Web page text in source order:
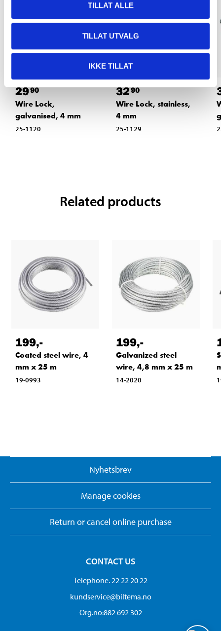
TILLAT ALLE
TILLAT UTVALG
IKKE TILLAT
2990
Wire Lock,
galvanised, 4 mm
25-1120
3290
Wire Lock, stainless,
4 mm
25-1129
Related products
199,-
Coated steel wire, 4
mm x 25 m
19-0993
199,-
Galvanized steel
wire, 4,8 mm x 25 m
14-2020
Nyhetsbrev
Manage cookies
Return or cancel online purchase
CONTACT US
Telephone. 22 22 20 22
kundservice@biltema.no
Org.no:882 692 302